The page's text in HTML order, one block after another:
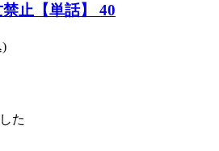
止【単話】 40
)
た